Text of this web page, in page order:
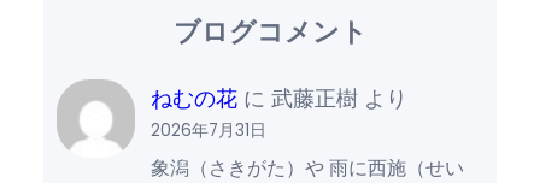
ブログコメント
ねむの花 に武藤正樹 より
2026年7月31日
象潟（さきがた）や 雨に西施（せい